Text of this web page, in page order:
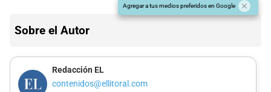
Agregar a tus medios preferidos en Google
Sobre el Autor
Redacción EL
contenidos@ellitoral.com